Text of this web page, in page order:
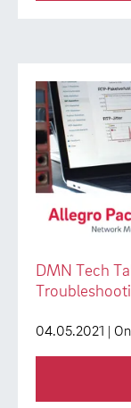
DMN Tech
04.05.2021 |